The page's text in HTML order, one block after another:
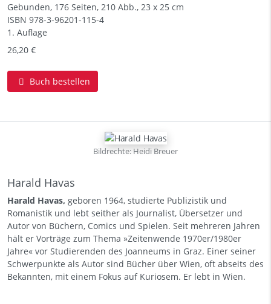
Gebunden, 176 Seiten, 210 Abb., 23 x 25 cm
ISBN 978-3-96201-115-4
1. Auflage
26,20 €
Buch bestellen
Bildrechte: Heidi Breuer
Harald Havas
Harald Havas, geboren 1964, studierte Publizistik und
Romanistik und lebt seither als Journalist, Übersetzer und
Autor von Büchern, Comics und Spielen. Seit mehreren Jahren
hält er Vorträge zum Thema »Zeitenwende 1970er/1980er
Jahre« vor Studierenden des Joanneums in Graz. Einer seiner
Schwerpunkte als Autor sind Bücher über Wien, oft abseits des
Bekannten, mit einem Fokus auf Kuriosem. Er lebt in Wien.